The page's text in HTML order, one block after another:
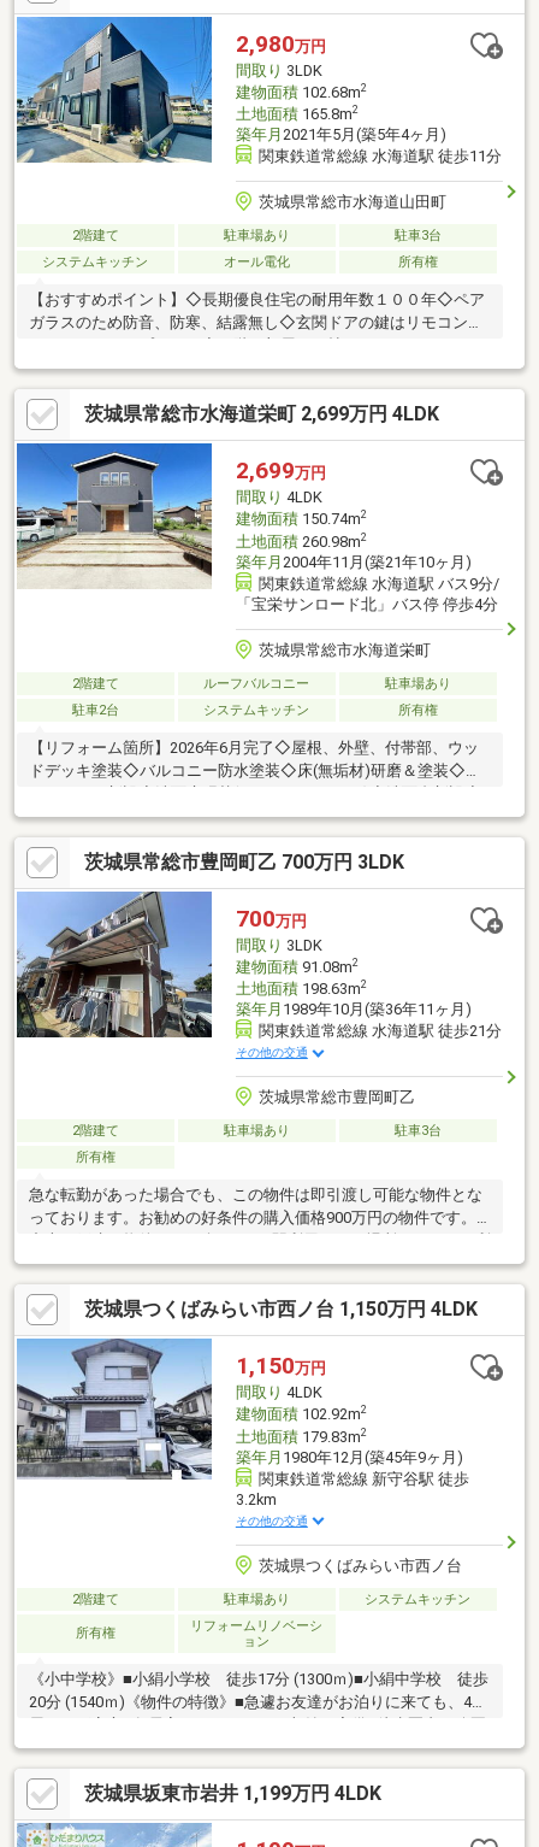
2,980万円
間取り 3LDK
建物面積102.68m2
土地面積165.8m2
築年月 2021年5月(築5年4ヶ月)
関東鉄道常総線 水海道駅 徒歩11分
茨城県常総市水海道山田町
2階建て 駐車場あり
駐車3台
システムキッチン
オール電化 所有権
【おすすめポイント】◇長期優良住宅の耐用年数１００年◇ペア
ガラスのため防音、防寒、結露無し◇玄関ドアの鍵はリモコン、
ーゼットあり【物件条件】◇公営水道、公営下水、ガス無し◇現
況引渡し、契約不適合免責【住宅ローン相談受付中！！】・住宅
ローンいくらまで組めるのかな？・車やカードの借入あるけどロ
ーン通る？→過去にローンが通らなかったなど！！◇弊社独自の
方法でローンが他社で通らなかった、通るか不安な方などのお手
伝いが出来ればと思います！◇お写真ではお伝え出来ない部分も
あるので是非見学して下さい♪
茨城県常総市水海道栄町 2,699万円 4LDK
2,699万円
間取り 4LDK
建物面積150.74m2
土地面積260.98m2
築年月 2004年11月(築21年10ヶ月)
関東鉄道常総線 水海道駅 バス9分/
「宝栄サンロード北」バス停 停歩4分
茨城県常総市水海道栄町
2階建て ルーフバルコニー
駐車場あり
駐車2台
システムキッチン 所有権
【リフォーム箇所】2026年6月完了◇屋根、外壁、付帯部、ウッ
ドデッキ塗装◇バルコニー防水塗装◇床(無垢材)研磨＆塗装◇ユ
トイレ２箇所便器交換◇和室２部屋畳表替◇キッチン蛇口交換
【物件情報】◇上水道、本下水、プロパンガス◇駐車場並列２台
駐車【住宅ローン相談随時受付中】◇いくらまで借りられる？◇
車のローン、カードローンがあるけど大丈夫？◇転職したばか
り、正社員じゃないけど大丈夫？◇事前審査からお引渡しまで全
力でサポートします。◇写真だけでは伝えきれないため、実際の
物件をぜひご覧ください。
茨城県常総市豊岡町乙 700万円 3LDK
700万円
間取り 3LDK
建物面積91.08m2
土地面積198.63m2
築年月 1989年10月(築36年11ヶ月)
関東鉄道常総線 水海道駅 徒歩21分
その他の交通
茨城県常総市豊岡町乙
2階建て 駐車場あり
駐車3台
所有権
急な転勤があった場合でも、この物件は即引渡し可能な物件とな
っております。お勧めの好条件の購入価格900万円の物件です。
便性が高いです。うれしいクロゼット2ヶ所つきなので、収納面で
も安心です。建物面積91.08㎡の物件で広々してます。
茨城県つくばみらい市西ノ台 1,150万円 4LDK
1,150万円
間取り 4LDK
建物面積102.92m2
土地面積179.83m2
築年月 1980年12月(築45年9ヶ月)
関東鉄道常総線 新守谷駅 徒歩
3.2km
その他の交通
茨城県つくばみらい市西ノ台
2階建て 駐車場あり システムキッチン
所有権
リフォームリノベーシ
ョン
《小中学校》■小絹小学校 徒歩17分 (1300ｍ)■小絹中学校 徒歩
20分 (1540ｍ)《物件の特徴》■急遽お友達がお泊りに来ても、4部
があります《周辺環境》■ローソンまで徒歩9分■おっ母さん食品
館まで徒歩22分■DCMまで車6分《ひだまりハウスのお家探し》
（1）当社提携銀行ご紹介・変動金利0.59％～（最低金利基準）、
団体信用生命保険（全疾病と5つの重大疾病保証付）（2）自己資
金0円、勤続1年未満、産休・育休中、確定申告等の住宅購入サポ
茨城県坂東市岩井 1,199万円 4LDK